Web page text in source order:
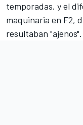
temporadas, y el
maquinaria en F2,
resultaban "ajenos".